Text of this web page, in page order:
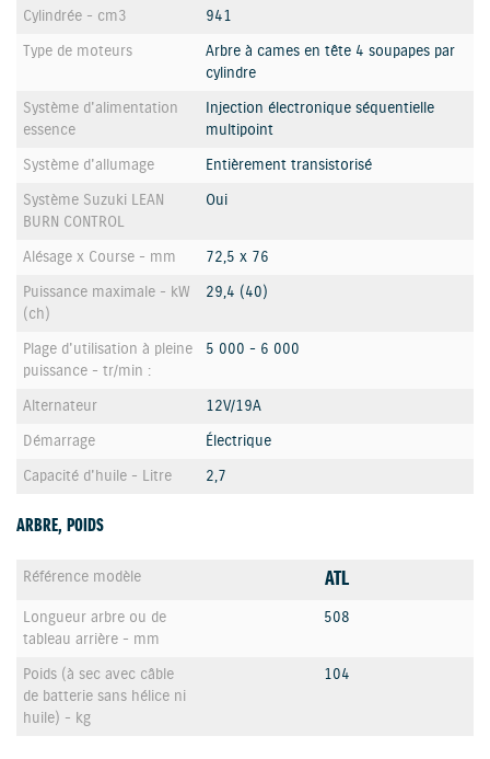
Cylindrée - cm3
941
Type de moteurs
Arbre à cames en tête 4 soupapes par
cylindre
Système d'alimentation
essence
Injection électronique séquentielle
multipoint
Système d'allumage
Entièrement transistorisé
Système Suzuki LEAN
BURN CONTROL
Oui
Alésage x Course - mm
72,5 x 76
Puissance maximale - kW
(ch)
29,4 (40)
Plage d'utilisation à pleine
puissance - tr/min :
5 000 - 6 000
Alternateur
12V/19A
Démarrage
Électrique
Capacité d'huile - Litre
2,7
ARBRE, POIDS
Référence modèle ATL
Longueur arbre ou de
tableau arrière - mm
508
Poids (à sec avec câble
de batterie sans hélice ni
huile) - kg
104